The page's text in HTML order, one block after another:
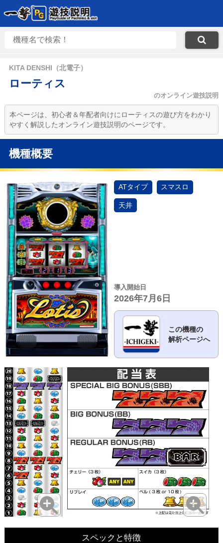
KITA DENSHI（北電子）
ローティス
のオンライン遊技説明
本ページは、初心者＆年配者向けにローティスの遊び方をわかり
やすく解説したオンライン遊技説明のページです。
機種概要
ATタイプ スマスロ
天井
導入開始日
2026年7月6日
この機種の
解析ページへ
スペックと特徴